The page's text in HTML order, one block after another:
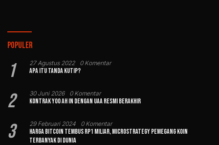
Populer
1 27 Agustus 2022 0 Komentar
Apa Itu Tanda Kutip?
2 30 Juni 2026 0 Komentar
Kontrak Yoo Ah In dengan UAA Resmi Berakhir
3 29 Februari 2024 0 Komentar
Harga Bitcoin Tembus Rp1 Miliar, MicroStrategy Pemegang Koin
Terbanyak di Dunia